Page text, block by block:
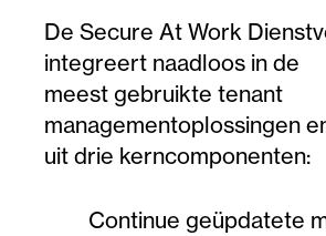
De Secure At Work
integreert naadloos in de
meest gebruikte tenant
managementoplossingen
uit drie kerncomponenten:
Continue geüpdatete